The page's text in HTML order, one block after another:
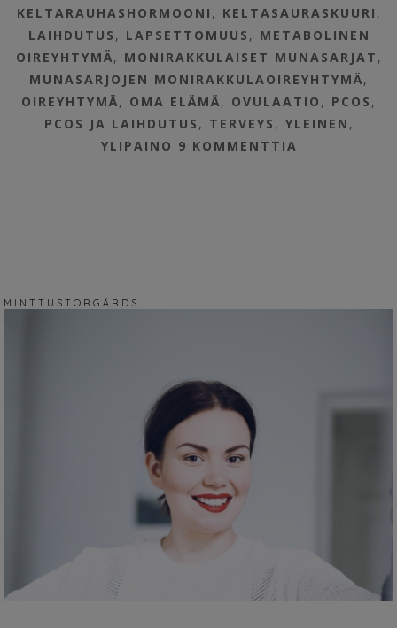
KELTARAUHASHORMOONI , KELTASAURASKUURI ,
LAIHDUTUS , LAPSETTOMUUS , METABOLINEN
OIREYHTYMÄ, MONIRAKKULAISET MUNASARJAT ,
MUNASARJOJEN MONIRAKKULAOIREYHTYMÄ,
OIREYHTYMÄ, OMA ELÄMÄ, OVULAATIO , PCOS ,
PCOS JA LAIHDUTUS , TERVEYS , YLEINEN ,
YLIPAINO 9 KOMMENTTIA
M I N T T U S T O R G Å R D S